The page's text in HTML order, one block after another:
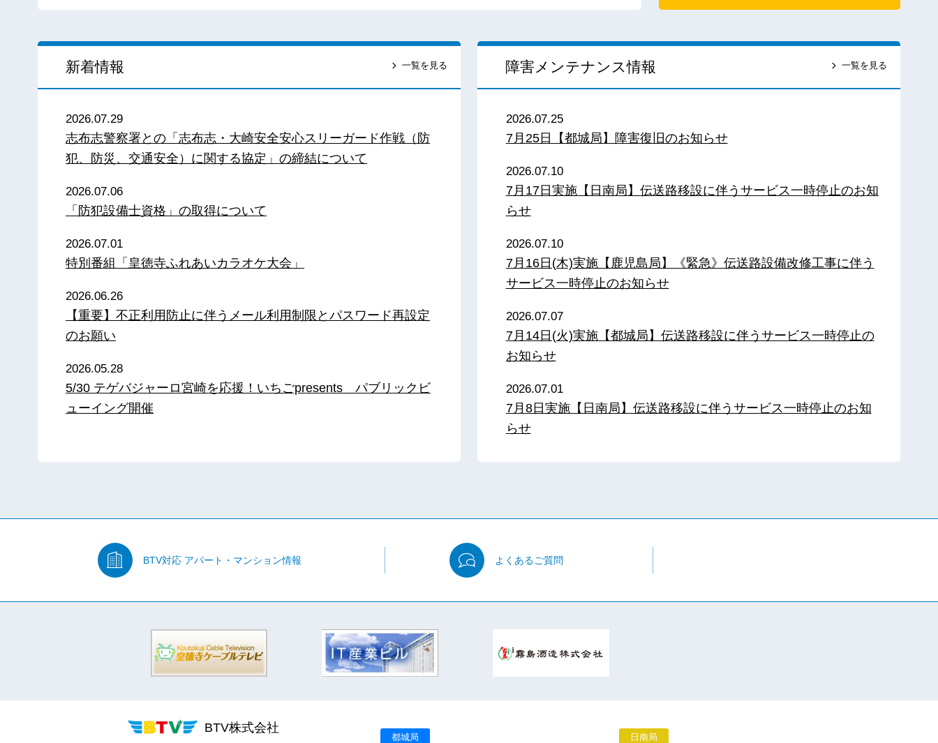
新着情報 一覧を見る
2026.07.29
志布志警察署との「志布志・大崎安全安心スリーガード作戦（防
犯、防災、交通安全）に関する協定」の締結について
2026.07.06
「防犯設備士資格」の取得について
2026.07.01
特別番組「皇徳寺ふれあいカラオケ大会」
2026.06.26
【重要】不正利用防止に伴うメール利用制限とパスワード再設定
のお願い
2026.05.28
5/30 テゲバジャーロ宮崎を応援！いちごpresents パブリックビ
ューイング開催
障害メンテナンス情報 一覧を見る
2026.07.25
7月25日【都城局】障害復旧のお知らせ
2026.07.10
7月17日実施【日南局】伝送路移設に伴うサービス一時停止のお知
らせ
2026.07.10
7月16日(木)実施【鹿児島局】《緊急》伝送路設備改修工事に伴う
サービス一時停止のお知らせ
2026.07.07
7月14日(火)実施【都城局】伝送路移設に伴うサービス一時停止の
お知らせ
2026.07.01
7月8日実施【日南局】伝送路移設に伴うサービス一時停止のお知
らせ
BTV対応 アパート・マンション情報 よくあるご質問
BTV株式会社
都城局 日南局